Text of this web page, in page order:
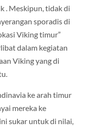
. Meskipun, tidak di
sporadis di
Viking timur”
dalam kegiatan
Viking yang di
ke arah timur
mereka ke
sukar untuk di nilai,